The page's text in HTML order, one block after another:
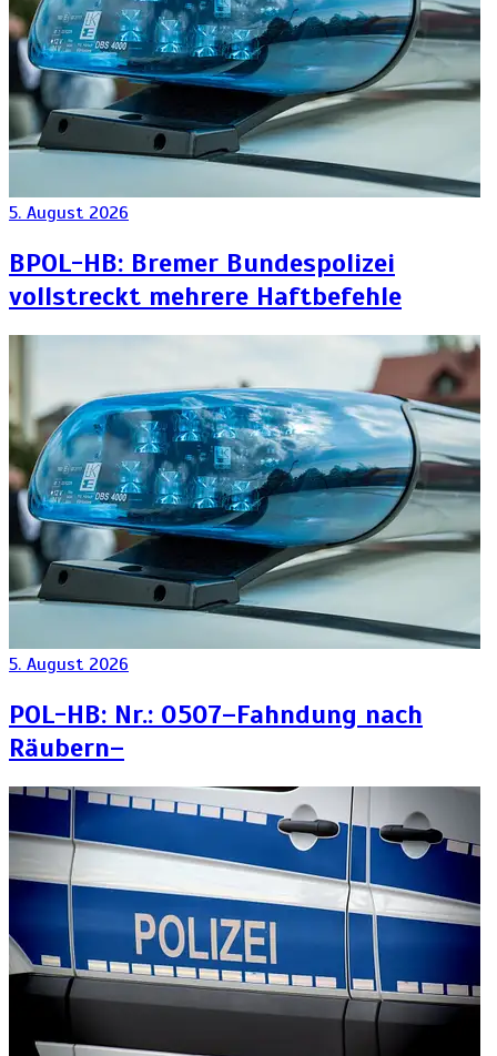
5. August 2026
BPOL-HB: Bremer Bundespolizei
vollstreckt mehrere Haftbefehle
5. August 2026
POL-HB: Nr.: 0507–Fahndung nach
Räubern–